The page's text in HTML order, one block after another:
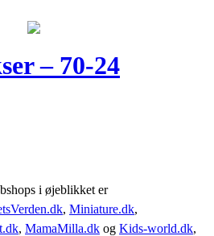
– 70-24
i øjeblikket er
, Miniature.dk,
, MamaMilla.dk og Kids-world.dk,